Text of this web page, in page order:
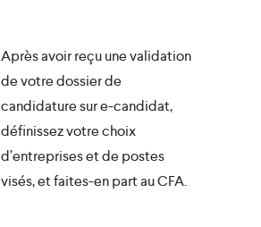
Après avoir reçu une validation
de votre dossier de
candidature sur e-candidat,
définissez votre choix
d’entreprises et de postes
visés, et faites-en part au CFA.